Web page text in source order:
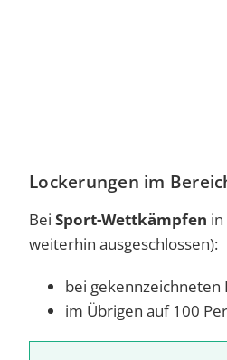
Lockerungen im
Bei Sport-Wettkämpfen
weiterhin ausgeschlossen):
bei
im Übrigen auf 100